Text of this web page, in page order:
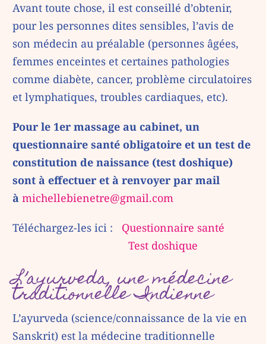
Avant toute chose, il est conseillé d’obtenir,
pour les personnes dites sensibles, l’avis de
son médecin au préalable (personnes âgées,
femmes enceintes et certaines pathologies
comme diabète, cancer, problème circulatoires
et lymphatiques, troubles cardiaques, etc).
Pour le 1er massage au cabinet, un
questionnaire santé obligatoire et un test de
constitution de naissance (test doshique)
sont à effectuer et à renvoyer par mail
àmichellebienetre@gmail.com
Téléchargez-les ici : Questionnaire santé
Test doshique
L’ayurveda, une médecine
traditionnelle Indienne
L’ayurveda (science/connaissance de la vie en
Sanskrit) est la médecine traditionnelle